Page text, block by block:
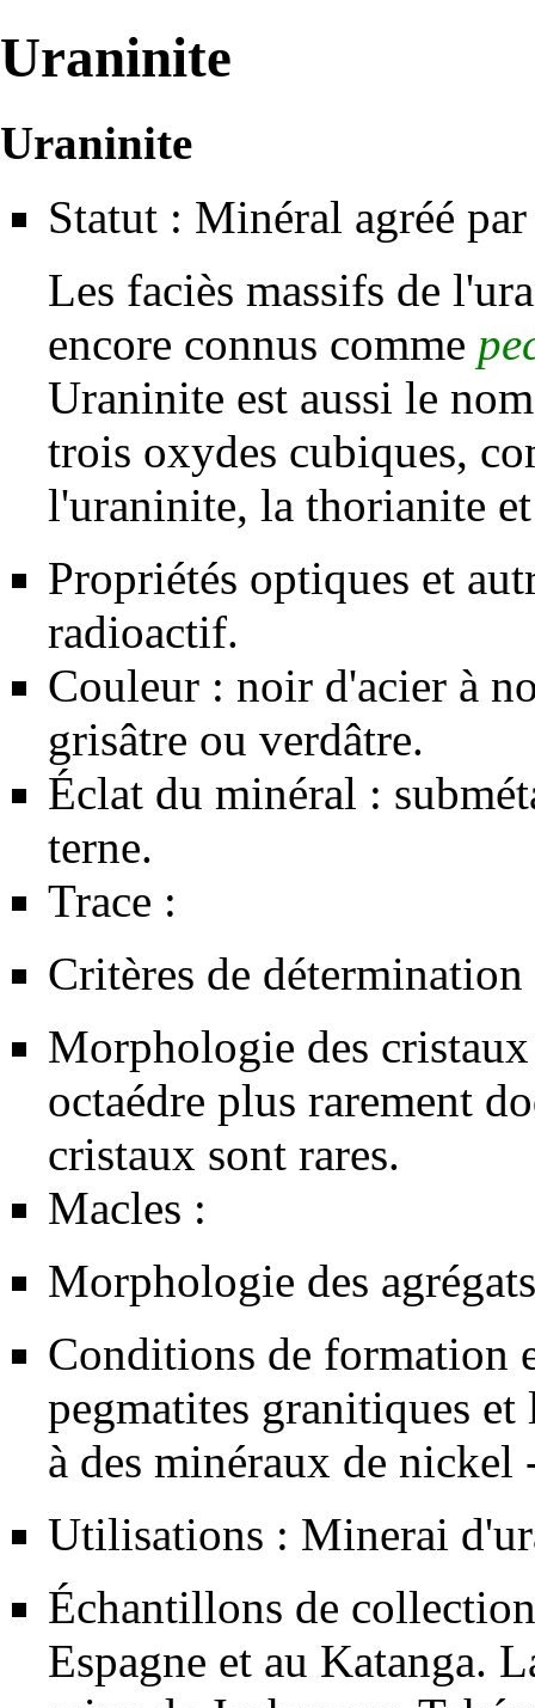
Uraninite
Uraninite
Statut : Minéral agréé
Les faciès massifs de
encore connus comme
Uraninite est aussi le
trois oxydes cubiques,
l'uraninite, la thorianite
Propriétés optiques et
radioactif.
Couleur : noir d'acier à
grisâtre ou verdâtre.
Éclat du minéral :
terne.
Trace :
Critères de détermination
Morphologie des
octaédre plus rarement
cristaux sont rares.
Macles :
Morphologie des
Conditions de formation
pegmatites granitiques
à des minéraux de nickel
Utilisations : Minerai d'
Échantillons de
Espagne et au Katanga.